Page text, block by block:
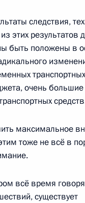
5, 7 и 8 перечня
приёмной
в
следствия,
этих
положены в
очень
максимальное
тоже не всё в
всё время
существует